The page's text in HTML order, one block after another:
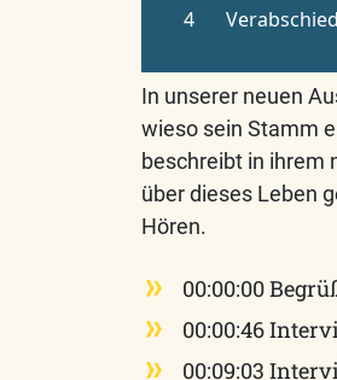
In unserer neuen
wieso sein Stamm
beschreibt in ihrem
über dieses Leben
Hören.
00:00:00
00:00:46
00:09:03